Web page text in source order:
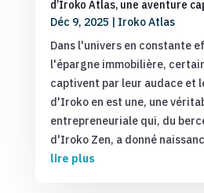
d’Iroko Atlas, une aventure
Déc 9, 2025 | Iroko Atlas
Dans l'univers en constante
l'épargne immobilière,
captivent par leur audace et
d'Iroko en est une, une
entrepreneuriale qui, du
d'Iroko Zen, a donné
lire plus